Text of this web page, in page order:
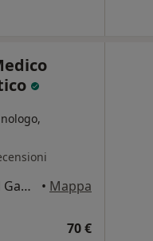
Piazzale Leonardo da Vinci, Castel Gandolfo • Mappa
70 €